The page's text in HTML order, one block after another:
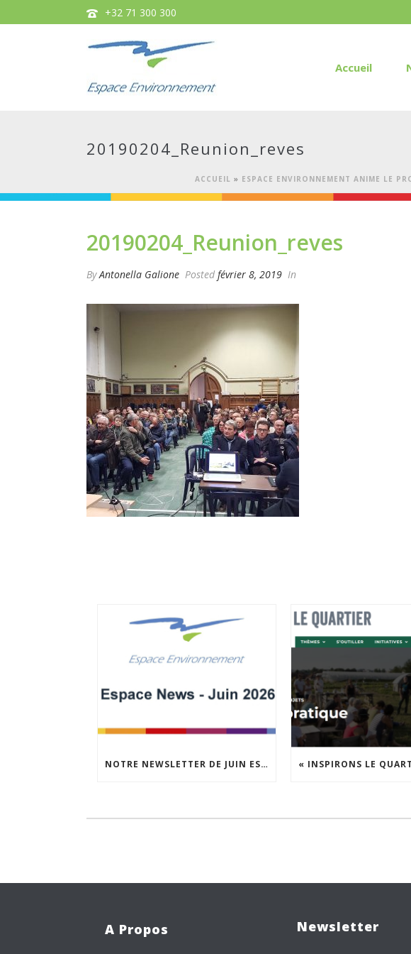
+32 71 300 300
Accueil
20190204_Reunion_reves
ACCUEIL » ESPACE ENVIRONNEMENT ANIME LE
20190204_Reunion_reves
ByAntonella Galione Posted février 8, 2019 In
NOTRE NEWSLETTER DE JUIN EST EN LIGNE !
A Propos Newsletter